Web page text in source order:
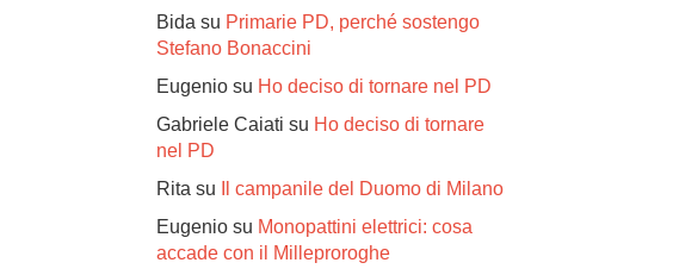
Bida su Primarie PD, perché sostengo
Stefano Bonaccini
Eugenio su Ho deciso di tornare nel PD
Gabriele Caiati su Ho deciso di tornare
nel PD
Rita su
Il campanile del Duomo di Milano
Eugenio su Monopattini elettrici: cosa
accade con il Milleproroghe